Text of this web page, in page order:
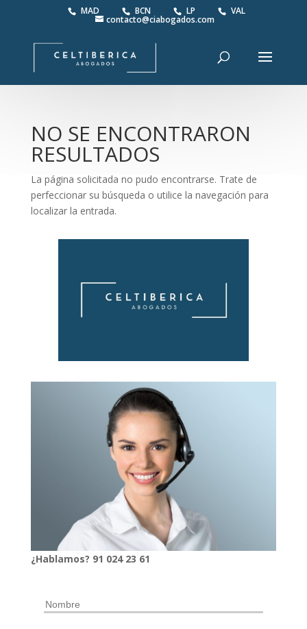
MAD BCN LP VAL
contacto@ciabogados.com
NO SE ENCONTRARON
RESULTADOS
La página solicitada no pudo encontrarse. Trate de
perfeccionar su búsqueda o utilice la navegación para
localizar la entrada.
¿Hablamos? 91 024 23 61